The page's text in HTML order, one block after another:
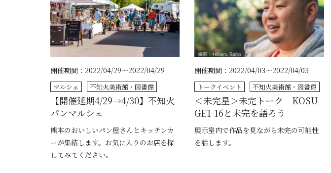
【開催延期4/29→4/30】不知火
パンマルシェ
開催期間：2022/04/29～2022/04/29
熊本のおいしいパン屋さんとキッチンカ
ーが集結します。お気に入りのお店を探
してみてください。
マルシェ 不知火美術館・図書館
＜未完星＞未完トーク KOSU
GE1-16と未完を語ろう
開催期間：2022/04/03～2022/04/03
展示室内で作品を見ながら未完の可能性
を話します。
トークイベント 不知火美術館・図書館